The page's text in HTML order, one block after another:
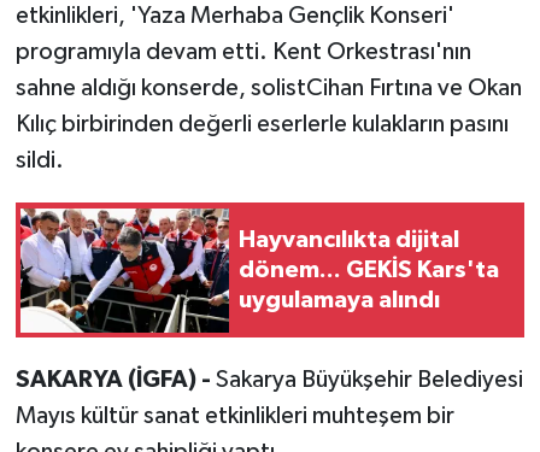
etkinlikleri, 'Yaza Merhaba Gençlik Konseri'
programıyla devam etti. Kent Orkestrası'nın
sahne aldığı konserde, solistCihan Fırtına ve Okan
Kılıç birbirinden değerli eserlerle kulakların pasını
sildi.
Hayvancılıkta dijital
dönem... GEKİS Kars'ta
uygulamaya alındı
SAKARYA (İGFA) - Sakarya Büyükşehir Belediyesi
Mayıs kültür sanat etkinlikleri muhteşem bir